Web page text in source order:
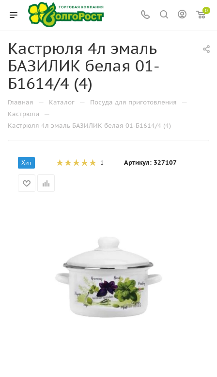
0
Кастрюля 4л эмаль
БАЗИЛИК белая 01-
Б1614/4 (4)
Главная — Каталог — Посуда для приготовления —
Кастрюли —
Кастрюля 4л эмаль БАЗИЛИК белая 01-Б1614/4 (4)
Хит 1 Артикул: 327107